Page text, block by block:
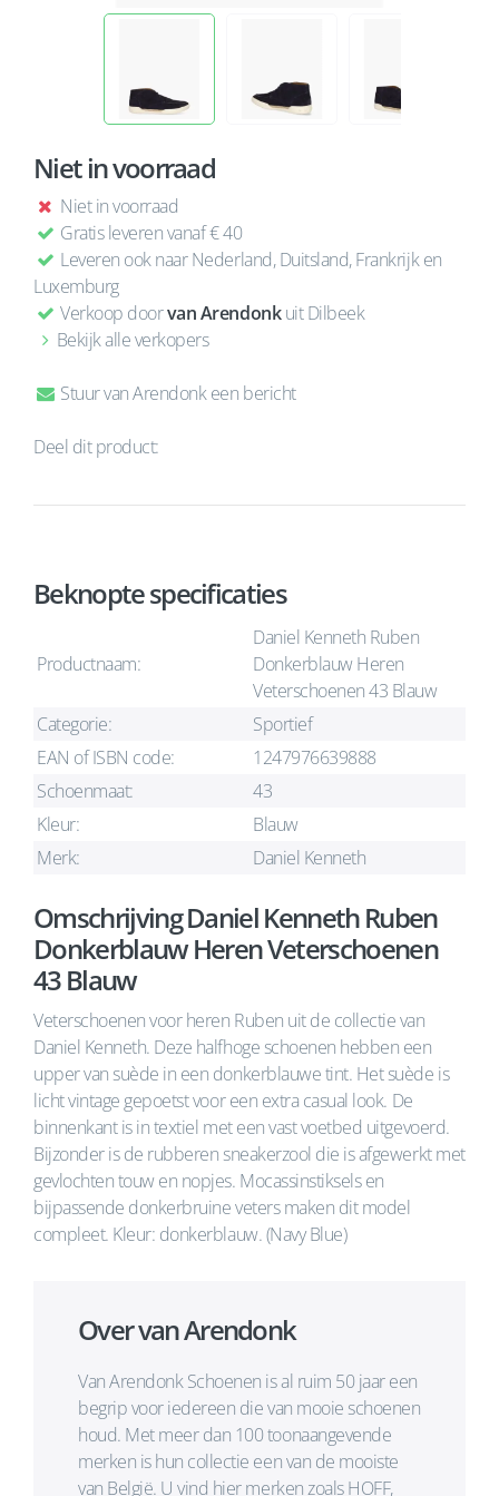
Niet in voorraad
Niet in voorraad
Gratis leveren vanaf € 40
Leveren ook naar Nederland, Duitsland, Frankrijk en
Luxemburg
Verkoop doorvan Arendonkuit Dilbeek
Bekijk alle verkopers
Stuur van Arendonk een bericht
Deel dit product:
Beknopte specificaties
Productnaam:
Daniel Kenneth Ruben
Donkerblauw Heren
Veterschoenen 43 Blauw
Categorie:
Sportief
EAN of ISBN code:
1247976639888
Schoenmaat:
43
Kleur:
Blauw
Merk:
Daniel Kenneth
Omschrijving Daniel Kenneth Ruben
Donkerblauw Heren Veterschoenen
43 Blauw
Veterschoenen voor heren Ruben uit de collectie van
Daniel Kenneth. Deze halfhoge schoenen hebben een
upper van suède in een donkerblauwe tint. Het suède is
licht vintage gepoetst voor een extra casual look. De
binnenkant is in textiel met een vast voetbed uitgevoerd.
Bijzonder is de rubberen sneakerzool die is afgewerkt met
gevlochten touw en nopjes. Mocassinstiksels en
bijpassende donkerbruine veters maken dit model
compleet. Kleur: donkerblauw. (Navy Blue)
Over van Arendonk
Van Arendonk Schoenen is al ruim 50 jaar een
begrip voor iedereen die van mooie schoenen
houd. Met meer dan 100 toonaangevende
merken is hun collectie een van de mooiste
van België. U vind hier merken zoals HOFF,